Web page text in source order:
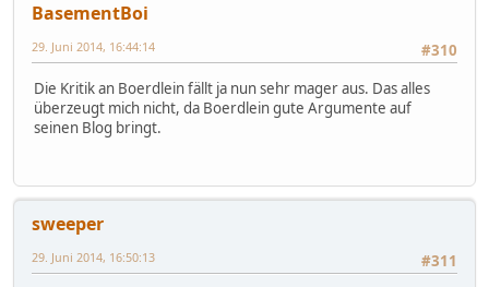
BasementBoi
#310
29. Juni 2014, 16:44:14
Die Kritik an Boerdlein fällt ja nun sehr mager aus. Das alles
überzeugt mich nicht, da Boerdlein gute Argumente auf
seinen Blog bringt.
sweeper
#311
29. Juni 2014, 16:50:13